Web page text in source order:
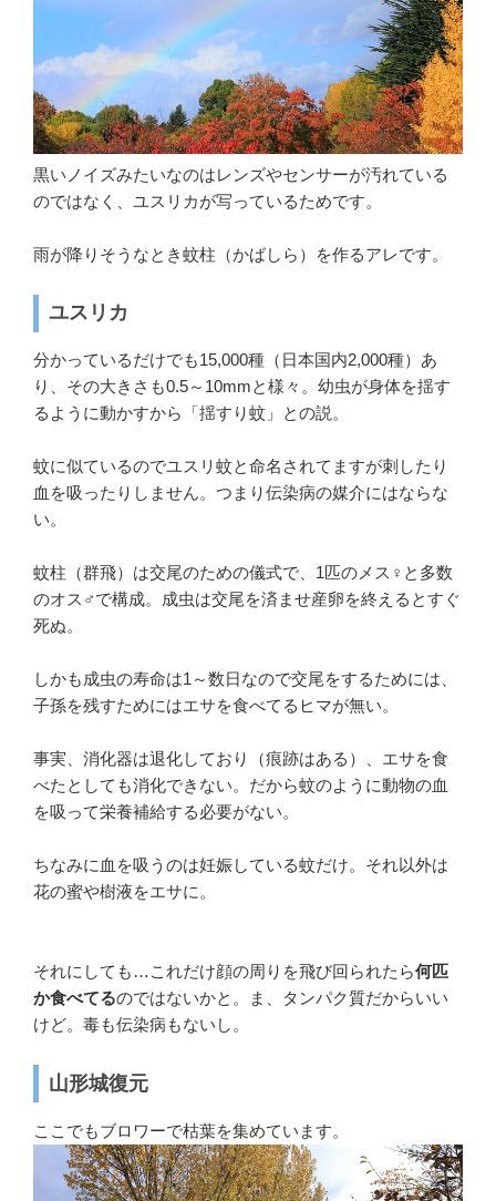
黒いノイズみたいなのはレンズやセンサーが汚れている
のではなく、ユスリカが写っているためです。
雨が降りそうなとき蚊柱（かばしら）を作るアレです。
ユスリカ
分かっているだけでも15,000種（日本国内2,000種）あ
り、その大きさも0.5～10mmと様々。幼虫が身体を揺す
るように動かすから「揺すり蚊」との説。
蚊に似ているのでユスリ蚊と命名されてますが刺したり
血を吸ったりしません。つまり伝染病の媒介にはならな
い。
蚊柱（群飛）は交尾のための儀式で、1匹のメス♀と多数
のオス♂で構成。成虫は交尾を済ませ産卵を終えるとすぐ
死ぬ。
しかも成虫の寿命は1～数日なので交尾をするためには、
子孫を残すためにはエサを食べてるヒマが無い。
事実、消化器は退化しており（痕跡はある）、エサを食
べたとしても消化できない。だから蚊のように動物の血
を吸って栄養補給する必要がない。
ちなみに血を吸うのは妊娠している蚊だけ。それ以外は
花の蜜や樹液をエサに。
それにしても…これだけ顔の周りを飛び回られたら何匹
か食べてるのではないかと。ま、タンパク質だからいい
けど。毒も伝染病もないし。
山形城復元
ここでもブロワーで枯葉を集めています。